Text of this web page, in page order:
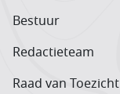
Bestuur
Redactieteam
Raad van Toezicht